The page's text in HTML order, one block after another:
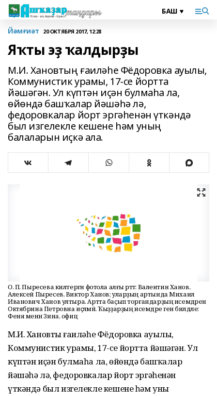
Йәмғиәт 20 ОКТЯБРЯ 2017, 12:28
Яҡты эҙ ҡалдырҙы
М.И. Хановтың ғаиләһе Фёдоровка ауылы,
Коммунистик урамы, 17-се йортта
йәшәгән. Ул күптән иҫән булмаһа ла,
өйөндә башҡалар йәшәһә лә,
федоровкалар йорт эргәһенән үткәндә
был изгелекле кешене һәм уның
балаларын иҫкә ала.
О. П. Пыресева килтергән фотола алғы рәттә: Валентин Ханов,
Алексей Пыресев, Виктор Ханов; уларҙың артында Михаил
Иванович Ханов ултыра. Артта баҫып торғандарҙың исемдәрен
Октябрина Петровна иҫләмәй. Ҡыҙҙарҙың исемдәре генә билдәле:
Феня менән Зина, офиц
М.И. Хановтың ғаиләһе Фёдоровка ауылы,
Коммунистик урамы, 17-се йортта йәшәгән. Ул
күптән иҫән булмаһа ла, өйөндә башҡалар
йәшәһә лә, федоровкалар йорт эргәһенән
үткәндә был изгелекле кешене һәм уның